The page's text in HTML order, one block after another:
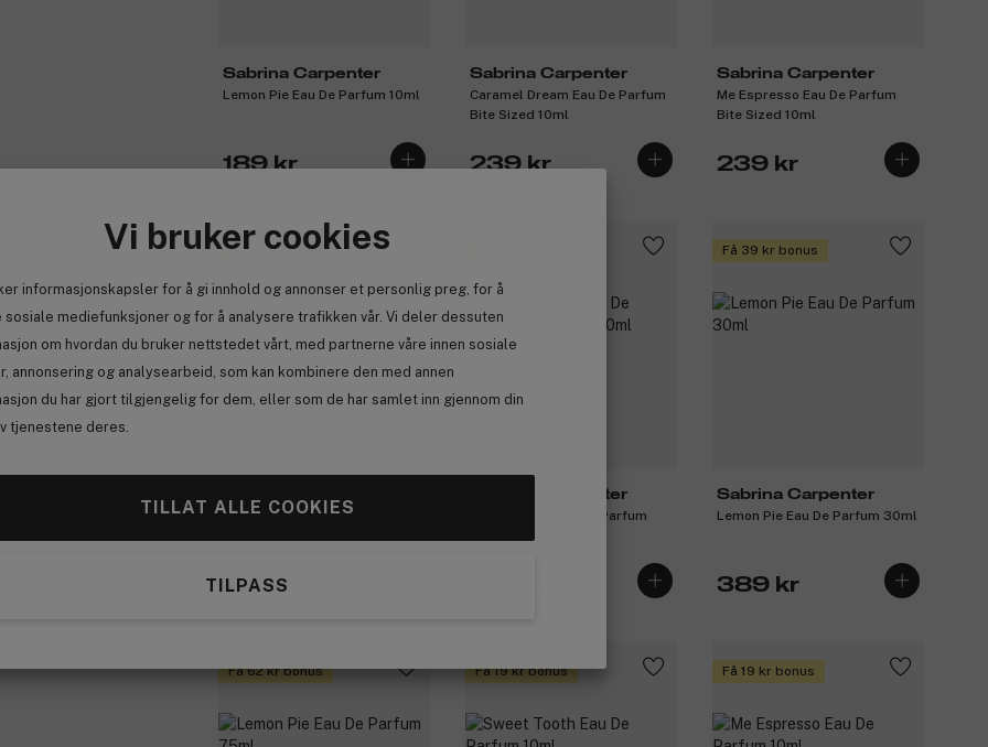
Vi bruker cookies
informasjonskapsler for å gi innhold og annonser et personlig preg, for å
sosiale mediefunksjoner og for å analysere trafikken vår. Vi deler dessuten
om hvordan du bruker nettstedet vårt, med partnerne våre innen sosiale
annonsering og analysearbeid, som kan kombinere den med annen
du har gjort tilgjengelig for dem, eller som de har samlet inn gjennom din
tjenestene deres.
TILLAT ALLE COOKIES
TILPASS
Sabrina Carpenter
Lemon Pie Eau De Parfum 10ml
189 kr
Sabrina Carpenter
Caramel Dream Eau De Parfum
Bite Sized 10ml
239 kr
Sabrina Carpenter
Me Espresso Eau De Parfum
Bite Sized 10ml
239 kr
Få 24 kr bonus
Cherry Baby Eau De Parfum
239 kr
Sabrina Carpenter
Sweet Tooth Eau De Parfum
Få 39 kr bonus
Sabrina Carpenter
Lemon Pie Eau De Parfum 30ml
389 kr
Få 62 kr bonus Få 19 kr bonus Få 19 kr bonus